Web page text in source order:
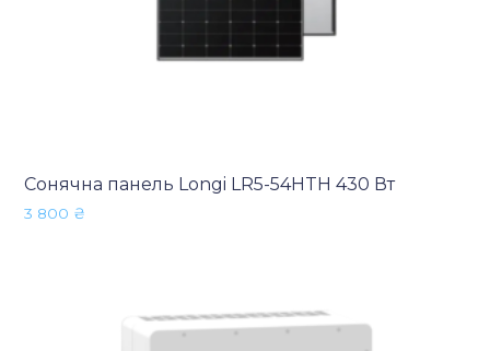
Сонячна панель Longi LR5-54HTH 430 Вт
3 800 ₴